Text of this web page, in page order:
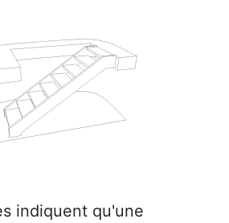
indiquent qu'une